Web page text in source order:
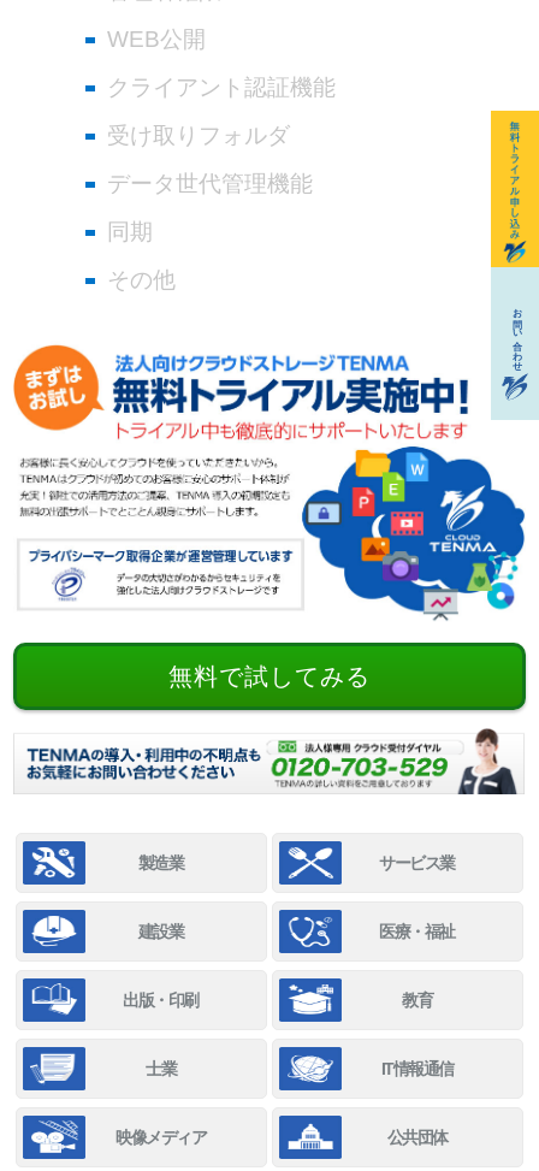
WEB公開
クライアント認証機能
受け取りフォルダ
データ世代管理機能
同期
その他
無料で試してみる
製造業 サービス業
建設業 医療・福祉
出版・印刷 教育
士業 IT情報通信
映像メディア 公共団体